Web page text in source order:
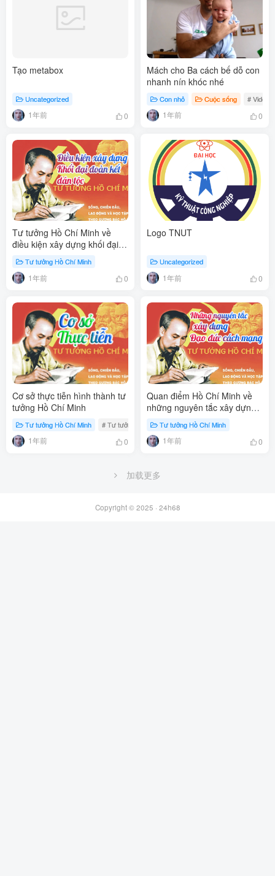
Tạo metabox
Uncategorized
1年前 0
Mách cho Ba cách bế dỗ con
nhanh nín khóc nhé
Con nhỏ Cuộc sống # Video
1年前 0
Tư tưởng Hồ Chí Minh về
điều kiện xây dựng khối đại
đoàn kết dân tộc
Tư tưởng Hồ Chí Minh
1年前 0
Logo TNUT
Uncategorized
1年前 0
Cơ sở thực tiễn hình thành tư
tưởng Hồ Chí Minh
Tư tưởng Hồ Chí Minh # Tư tưởng Hồ Chí Minh
1年前 0
Quan điểm Hồ Chí Minh về
những nguyên tắc xây dựng
đạo đức cách mạng
Tư tưởng Hồ Chí Minh
1年前 0
加载更多
Copyright © 2025 · 24h68